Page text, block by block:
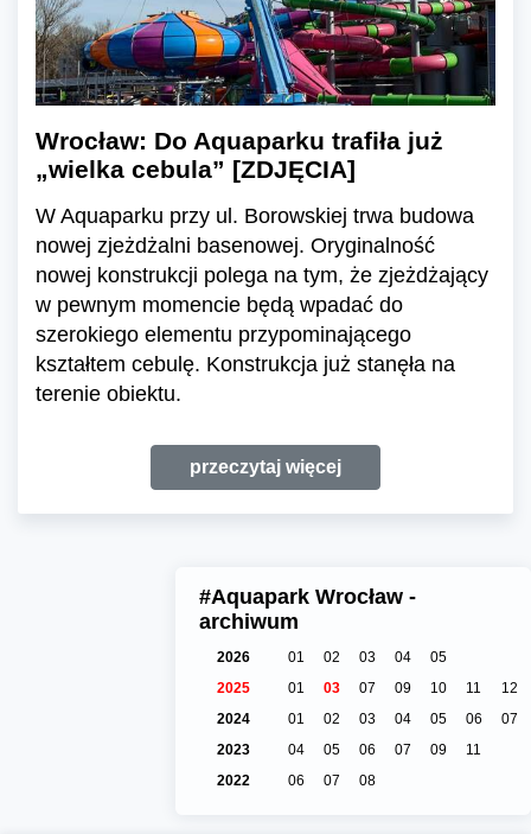
Wrocław: Do Aquaparku trafiła już
„wielka cebula” [ZDJĘCIA]
W Aquaparku przy ul. Borowskiej trwa budowa
nowej zjeżdżalni basenowej. Oryginalność
nowej konstrukcji polega na tym, że zjeżdżający
w pewnym momencie będą wpadać do
szerokiego elementu przypominającego
kształtem cebulę. Konstrukcja już stanęła na
terenie obiektu.
przeczytaj więcej
#Aquapark Wrocław -
archiwum
2026 01 02 03 04
05
2025
01 03 07 09 10 11
12
2024
01 02 03 04 05 06
07
2023
04 05 06 07 09
11
2022
06 07 08